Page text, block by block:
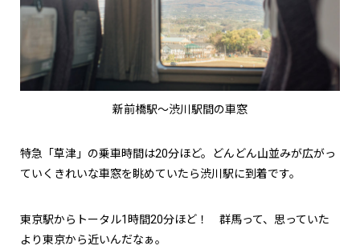
新前橋駅〜渋川駅間の車窓
特急「草津」の乗車時間は20分ほど。どんどん山並みが広がっ
ていくきれいな車窓を眺めていたら渋川駅に到着です。
東京駅からトータル1時間20分ほど！ 群馬って、思っていた
より東京から近いんだなぁ。